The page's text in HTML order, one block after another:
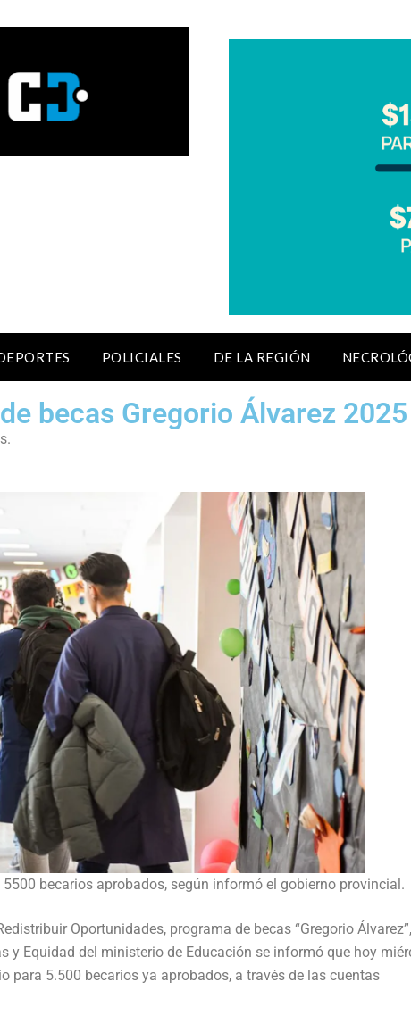
POLICIALES DE LA REGIÓN
becas Gregorio Álvarez 2025
becarios aprobados, según informó el gobierno provincial.
Oportunidades, programa de becas “Gregorio Álvarez”,
y Equidad del ministerio de Educación se informó que hoy
para 5.500 becarios ya aprobados, a través de las cuentas